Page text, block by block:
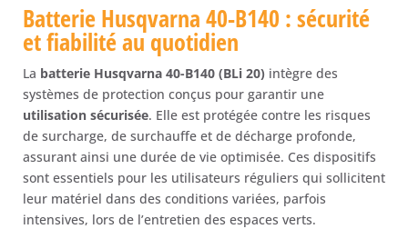
Batterie Husqvarna 40-B140 : sécurité
et fiabilité au quotidien
La batterie Husqvarna 40-B140 (BLi 20) intègre des
systèmes de protection conçus pour garantir une
utilisation sécurisée. Elle est protégée contre les risques
de surcharge, de surchauffe et de décharge profonde,
assurant ainsi une durée de vie optimisée. Ces dispositifs
sont essentiels pour les utilisateurs réguliers qui sollicitent
leur matériel dans des conditions variées, parfois
intensives, lors de l’entretien des espaces verts.